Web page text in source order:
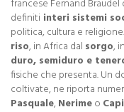
francese Fernand
definiti interi sistemi
politica, cultura e
riso, in Africa dal sorgo,
duro, semiduro e
fisiche che presenta. Un
coltivate, ne riporta
Pasquale, Nerimeo